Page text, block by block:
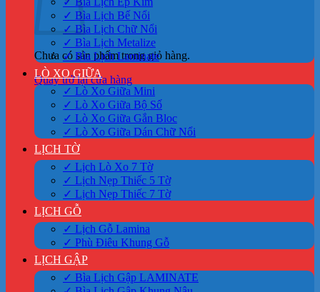
Chưa có sản phẩm trong giỏ hàng.
Quay trở lại cửa hàng
✓ Bìa Lịch Bế Nổi
✓ Bìa Lịch Chữ Nổi
✓ Bìa Lịch Metalize
✓ Bìa Lịch Laminate
LÒ XO GIỮA
✓ Lò Xo Giữa Mini
✓ Lò Xo Giữa Bộ Số
✓ Lò Xo Giữa Gắn Bloc
✓ Lò Xo Giữa Dán Chữ Nổi
LỊCH TỜ
✓ Lịch Lò Xo 7 Tờ
✓ Lịch Nẹp Thiếc 5 Tờ
✓ Lịch Nẹp Thiếc 7 Tờ
LỊCH GỖ
✓ Lịch Gỗ Lamina
✓ Phù Điêu Khung Gỗ
LỊCH GẬP
✓ Bìa Lịch Gập LAMINATE